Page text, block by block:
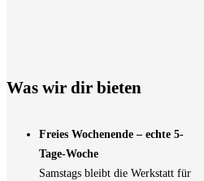
Was wir dir bieten
Freies Wochenende – echte 5-
Tage-Woche
Samstags bleibt die Werkstatt für